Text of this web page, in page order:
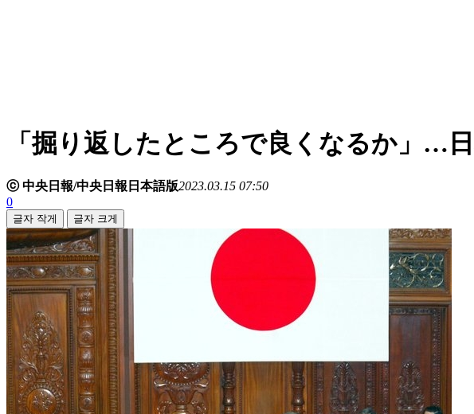
「掘り返したところで良くなるか」…
ⓒ 中央日報/中央日報日本語版2023.03.15 07:50
0
글자 작게 글자 크게